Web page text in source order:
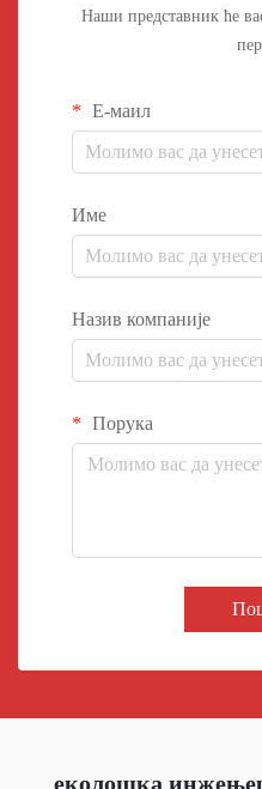
Наши представник ће
Е-маил
Име
Назив компаније
Порука
еколошка